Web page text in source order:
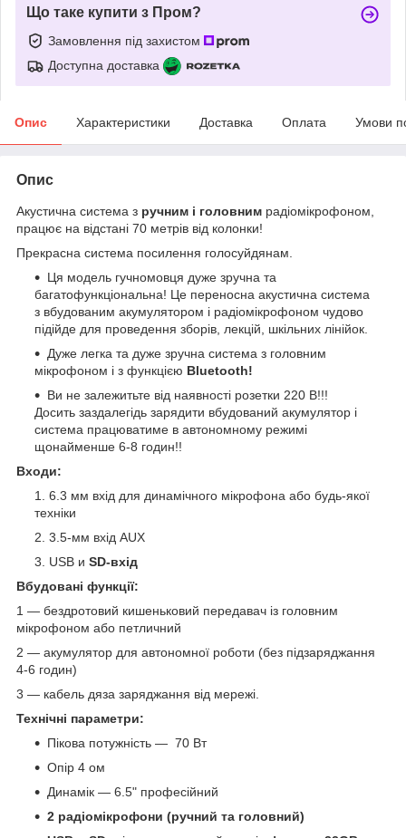
Що таке купити з Пром?
Замовлення під захистом
Доступна доставка
Опис Характеристики Доставка Оплата Умови
Опис
Акустична система з ручним і головним радіомікрофоном,
працює на відстані 70 метрів від колонки!
Прекрасна система посилення голосуйдянам.
Ця модель гучномовця дуже зручна та
багатофункціональна! Це переносна акустична система
з вбудованим акумулятором і радіомікрофоном чудово
підійде для проведення зборів, лекцій, шкільних лінійок.
Дуже легка та дуже зручна система з головним
мікрофоном і з функцією Bluetooth!
Ви не залежитьте від наявності розетки 220 В!!!
Досить заздалегідь зарядити вбудований акумулятор і
система працюватиме в автономному режимі
щонайменше 6-8 годин!!
Входи:
6.3 мм вхід для динамічного мікрофона або будь-якої
техніки
3.5-мм вхід AUX
USB и SD-вхід
Вбудовані функції:
1 — бездротовий кишеньковий передавач із головним
мікрофоном або петличний
2 — акумулятор для автономної роботи (без підзаряджання
4-6 годин)
3 — кабель дяза заряджання від мережі.
Технічні параметри:
Пікова потужність — 70 Вт
Опір 4 ом
Динамік — 6.5" професійний
2 радіомікрофони (ручний та головний)